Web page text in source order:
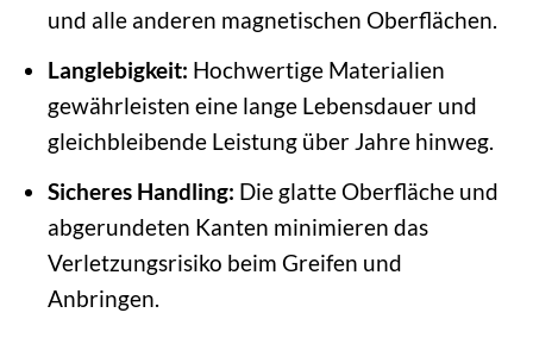
und alle anderen magnetischen Oberflächen.
Langlebigkeit: Hochwertige Materialien
gewährleisten eine lange Lebensdauer und
gleichbleibende Leistung über Jahre hinweg.
Sicheres Handling: Die glatte Oberfläche und
abgerundeten Kanten minimieren das
Verletzungsrisiko beim Greifen und
Anbringen.